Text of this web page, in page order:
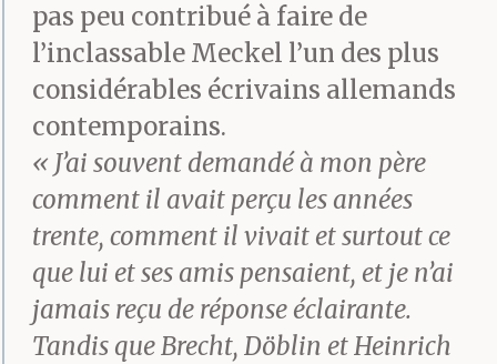
pas peu contribué à faire de
l’inclassable Meckel l’un des plus
considérables écrivains allemands
contemporains.
« J’ai souvent demandé à mon père
comment il avait perçu les années
trente, comment il vivait et surtout ce
que lui et ses amis pensaient, et je n’ai
jamais reçu de réponse éclairante.
Tandis que Brecht, Döblin et Heinrich